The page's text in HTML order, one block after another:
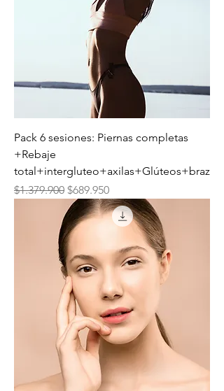
Pack 6 sesiones: Piernas completas
+Rebaje
total+intergluteo+axilas+Glúteos+braz
Precio
$1.379.900 Precio de oferta
$689.950